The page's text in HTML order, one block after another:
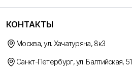
КОНТАКТЫ
Москва, ул. Хачатуряна, 8к3
Санкт-Петербург, ул. Балтийская, 51